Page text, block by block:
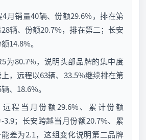
月销量40辆、份额29.6%，排在第
辆、份额20.7%，排在第二；长安
14.8%。
为80.7%，说明头部品牌的集中度
，远程以63辆、33.5%继续排在第
、18.6%。
程当月份额29.6%、累计份额
3.9；长安跨越当月份额20.7%、累
差为2.1，这组变化说明第二品牌